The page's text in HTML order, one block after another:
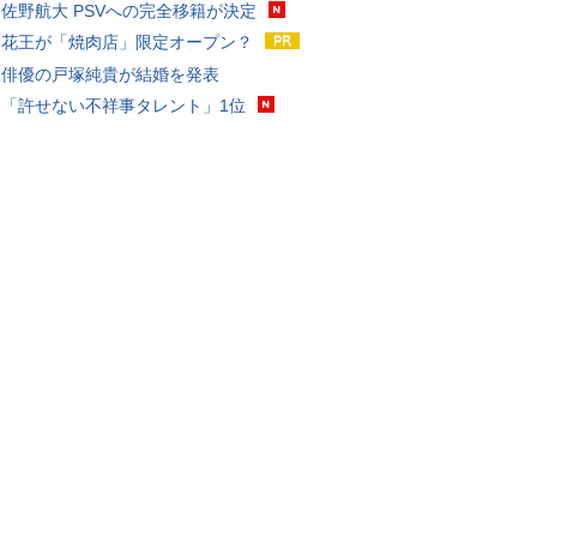
佐野航大 PSVへの完全移籍が決定
花王が「焼肉店」限定オープン？
俳優の戸塚純貴が結婚を発表
「許せない不祥事タレント」1位